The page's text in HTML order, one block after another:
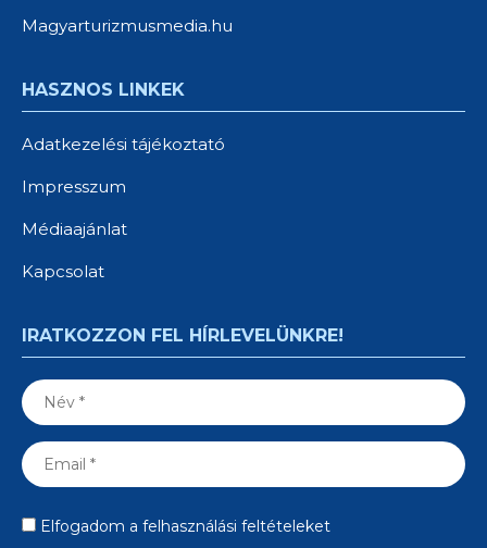
Magyarturizmusmedia.hu
HASZNOS LINKEK
Adatkezelési tájékoztató
Impresszum
Médiaajánlat
Kapcsolat
IRATKOZZON FEL HÍRLEVELÜNKRE!
Elfogadom a felhasználási feltételeket